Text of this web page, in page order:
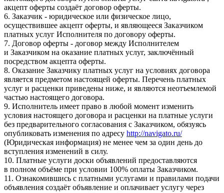
акцепт оферты создаёт договор оферты.
6. Заказчик - юридическое или физическое лицо,
осуществившее акцепт оферты, и являющееся Заказчиком
платных услуг Исполнителя по договору оферты.
7. Договор оферты - договор между Исполнителем
и Заказчиком на оказание платных услуг, заключённый
посредством акцепта оферты.
8. Оказание Заказчику платных услуг на условиях договора
является предметом настоящей оферты. Перечень платных
услуг и расценки приведены ниже, и являются неотъемлемой
частью настоящего договора.
9. Исполнитель имеет право в любой момент изменить
условия настоящего договора и расценки на платные услуги
без предварительного согласования с Заказчиком, обязуясь
опубликовать изменения по адресу http://navigato.ru/
(Юридическая информация) не менее чем за один день до
вступления изменений в силу.
10. Платные услуги доски объявлений предоставляются
в полном объёме при условии 100% оплаты Заказчиком.
11. Ознакомившись с платными услугами и правилами подачи
объявления создаёт объявление и оплачивает услугу через